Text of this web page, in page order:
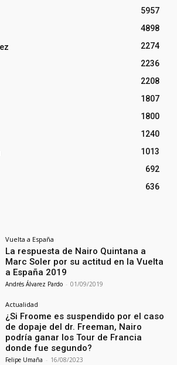
5957
4898
2274
2236
2208
1807
1800
1240
1013
692
636
Vuelta a España
La respuesta de Nairo Quintana a
Marc Soler por su actitud en la Vuelta
a España 2019
Andrés Álvarez Pardo - 01/09/2019
Actualidad
¿Si Froome es suspendido por el caso
de dopaje del dr. Freeman, Nairo
podría ganar los Tour de Francia
donde fue segundo?
Felipe Umaña - 16/08/2023